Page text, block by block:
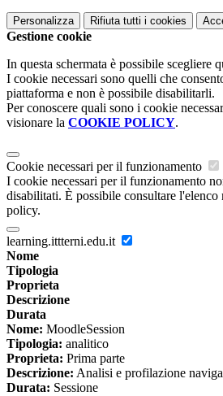
Personalizza Rifiuta tutti i cookies
Gestione cookie
In questa schermata è possibile scegliere
I cookie necessari sono quelli che
piattaforma e non è possibile disabilitarli.
Per conoscere quali sono i cookie
visionare la COOKIE POLICY.
Cookie necessari per il funzionamento
I cookie necessari per il funzionamento
disabilitati. È possibile consultare
policy.
learning.ittterni.edu.it
Nome
Tipologia
Proprieta
Descrizione
Durata
Nome: MoodleSession
Tipologia: analitico
Proprieta: Prima parte
Descrizione: Analisi e profilazione
Durata: Sessione